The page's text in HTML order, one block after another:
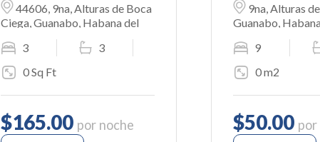
44606, 9na, Alturas de Boca
Ciega, Guanabo, Habana del
Este, La Habana, 20590, Cuba
3
3
0 Sq Ft
$165.00 por noche
9na, Alturas
Guanabo,
Habana, 20590,
9
0 m2
$50.00